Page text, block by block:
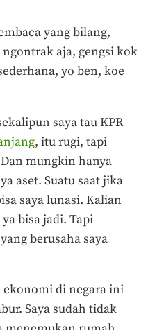
yang bilang,
aja, gengsi kok
yo ben, koe
saya tau KPR
, itu rugi, tapi
mungkin hanya
aset. Suatu saat jika
saya lunasi. Kalian
bisa jadi. Tapi
berusaha saya
di negara ini
Saya sudah tidak